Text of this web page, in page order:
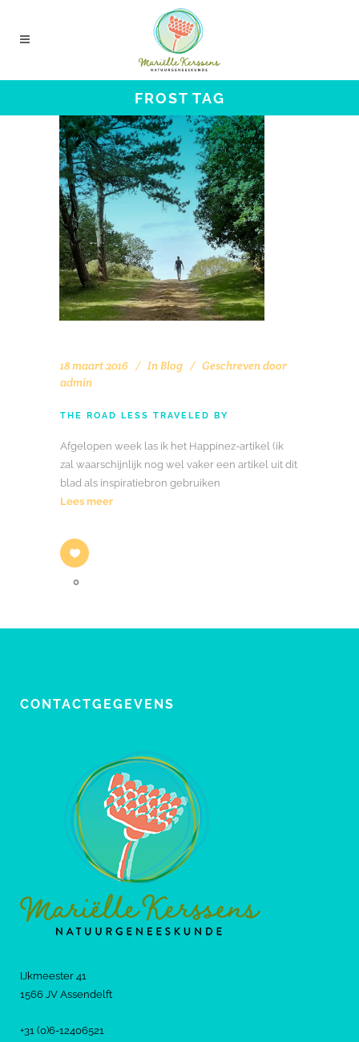
FROST TAG
18 maart 2016 In Blog
Geschreven door
admin
THE ROAD LESS TRAVELED BY
Afgelopen week las ik het Happinez-artikel (ik
zal waarschijnlijk nog wel vaker een artikel uit dit
blad als inspiratiebron gebruiken
Lees meer
0
CONTACTGEGEVENS
IJkmeester 41
1566 JV Assendelft
+31 (0)6-12406521